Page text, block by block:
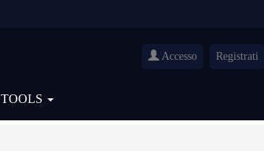
Accesso Registrati
TOOLS